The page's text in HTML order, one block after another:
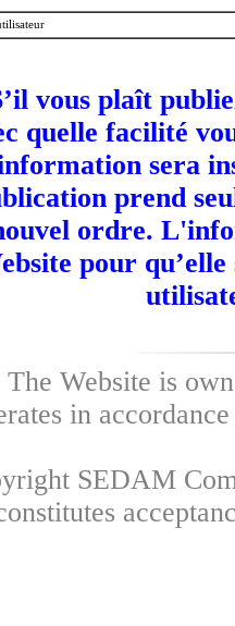
vous plaît
quelle facilité
sera
prend
ordre.
pour
The Website is
in
SEDAM